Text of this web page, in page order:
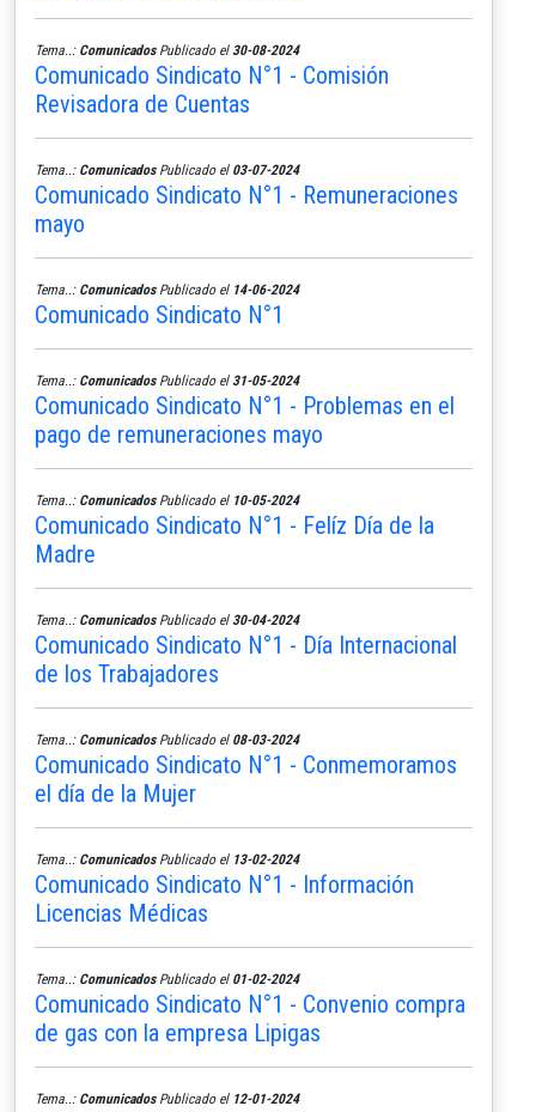
Tema..: ComunicadosPublicado el 30-08-2024
Comunicado Sindicato N°1 - Comisión
Revisadora de Cuentas
Tema..: ComunicadosPublicado el 03-07-2024
Comunicado Sindicato N°1 - Remuneraciones
mayo
Tema..: ComunicadosPublicado el 14-06-2024
Comunicado Sindicato N°1
Tema..: ComunicadosPublicado el 31-05-2024
Comunicado Sindicato N°1 - Problemas en el
pago de remuneraciones mayo
Tema..: ComunicadosPublicado el 10-05-2024
Comunicado Sindicato N°1 - Felíz Día de la
Madre
Tema..: ComunicadosPublicado el 30-04-2024
Comunicado Sindicato N°1 - Día Internacional
de los Trabajadores
Tema..: ComunicadosPublicado el 08-03-2024
Comunicado Sindicato N°1 - Conmemoramos
el día de la Mujer
Tema..: ComunicadosPublicado el 13-02-2024
Comunicado Sindicato N°1 - Información
Licencias Médicas
Tema..: ComunicadosPublicado el 01-02-2024
Comunicado Sindicato N°1 - Convenio compra
de gas con la empresa Lipigas
Tema..: ComunicadosPublicado el 12-01-2024